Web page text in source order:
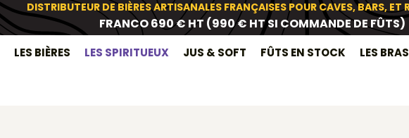
DISTRIBUTEUR DE BIÈRES ARTISANALES FRANÇAISES POUR CAVES, BARS, ET
FRANCO 690 € HT (990 € HT SI COMMANDE DE FÛTS)
LES BIÈRES LES SPIRITUEUX JUS & SOFT FÛTS EN STOCK LES